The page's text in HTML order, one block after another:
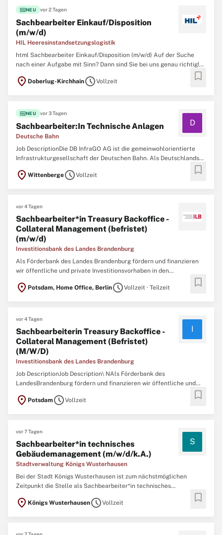
fiber_newNEU vor 2 Tagen
Sachbearbeiter Einkauf/Disposition
(m/w/d)
HIL Heeresinstandsetzungslogistik
html Sachbearbeiter Einkauf/Disposition (m/w/d) Auf der Suche
nach einer Aufgabe mit Sinn? Dann sind Sie bei uns genau richtig!
Beschäftigten an über 80 Standorten unsere Expertise für die
location_on Doberlug-KirchhainscheduleVollzeit bookmark
fiber_newNEU vor 3 Tagen
Sachbearbeiter:In Technische Anlagen
Deutsche Bahn
D
Job DescriptionDie DB InfraGO AG ist die gemeinwohlorientierte
Infrastrukturgesellschaft der Deutschen Bahn. Als Deutschlands
circa 21 Millionen Reisende und Besuchende täglich. Unser Ziel: Wir
location_on WittenbergescheduleVollzeit bookmark
vor 4 Tagen
Sachbearbeiter*in Treasury Backoffice -
Collateral Management (befristet)
(m/w/d)
Investitionsbank des Landes Brandenburg
Als Förderbank des Landes Brandenburg fördern und finanzieren
wir öffentliche und private Investitionsvorhaben in den
Arbeit. Als eigenständiges und nachhaltig handelndes
location_on Potsdam, Home Office, BerlinscheduleVollzeit · Teilzeit bookmark
vor 4 Tagen
Sachbearbeiterin Treasury Backoffice -
Collateral Management (Befristet)
(M/W/D)
Investitionsbank des Landes Brandenburg
I
Job DescriptionJob Description\ NAls Förderbank des
LandesBrandenburg fördern und finanzieren wir öffentliche und
private Investitionsvorhaben in den Förderbereichen Wirtschaft,
Infrastruktur, Wohnungsbau und Arbeit. xjliken Als eigenständiges
location_on Potsdam scheduleVollzeit bookmark
vor 7 Tagen
Sachbearbeiter*in technisches
Gebäudemanagement (m/w/d/k.A.)
Stadtverwaltung Königs Wusterhausen
S
Bei der Stadt Königs Wusterhausen ist zum nächstmöglichen
Zeitpunkt die Stelle als Sachbearbeiter*in technisches
Arbeitsverhältnis richtet sich nach dem Tarifvertrag für den
location_on Königs WusterhausenscheduleVollzeit bookmark